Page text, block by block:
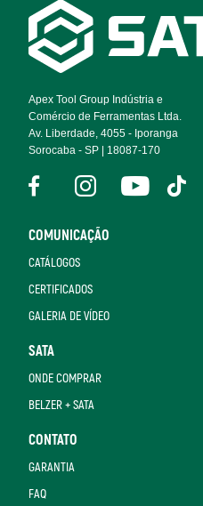
Footer
Navigation
Apex Tool Group Indústria e
Comércio de Ferramentas Ltda.
Av. Liberdade, 4055 - Iporanga
Sorocaba - SP | 18087-170
COMUNICAÇÃO
CATÁLOGOS
CERTIFICADOS
GALERIA DE VÍDEO
SATA
ONDE COMPRAR
BELZER + SATA
CONTATO
GARANTIA
FAQ